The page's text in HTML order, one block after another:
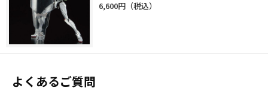
6,600円
よくあるご質問